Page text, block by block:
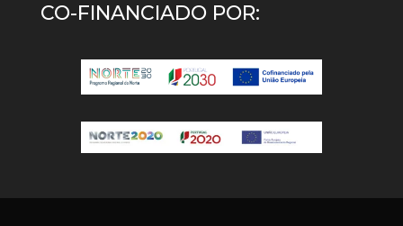
CO-FINANCIADO POR: